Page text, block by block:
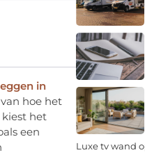
in
hoe het
het
een
Luxe tv wand